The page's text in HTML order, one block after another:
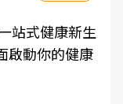
站式健康新生
啟動你的健康